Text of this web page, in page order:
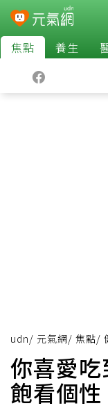
焦點 養生
udn/ 元氣網/ 焦點/
你喜愛
飽看個